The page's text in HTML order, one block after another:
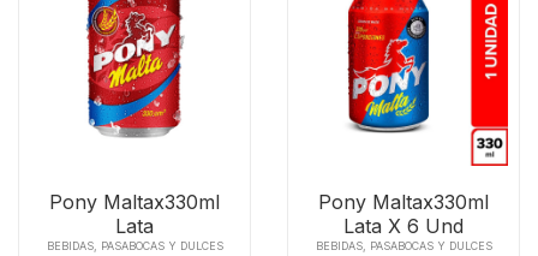
Pony Maltax330ml
Lata
BEBIDAS, PASABOCAS Y DULCES
Pony Maltax330ml
Lata X 6 Und
BEBIDAS, PASABOCAS Y DULCES